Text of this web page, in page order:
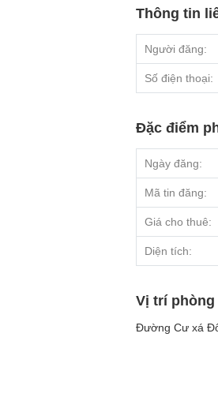
Thông tin
Người đăng:
Số điện thoại:
Đặc điểm
Ngày đăng:
Mã tin đăng:
Giá cho thuê:
Diện tích:
Vị trí
Đường Cư xá